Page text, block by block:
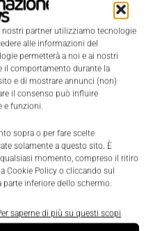
nostri partner utilizziamo tecnologie
alle informazioni del
permetterà a noi e ai nostri
il comportamento durante la
e di mostrare annunci (non)
il consenso può influire
e funzioni.
sopra o per fare scelte
solamente a questo sito. È
momento, compreso il ritiro
Cookie Policy o cliccando sul
inferiore dello schermo.
saperne di più su questi scopi
0